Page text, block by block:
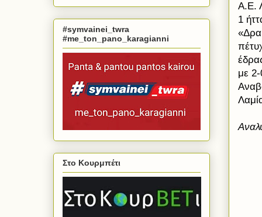
Α.Ε.
1
με
#symvainei_twra
#me_ton_pano_karagianni
Στο Κουρμπέτι